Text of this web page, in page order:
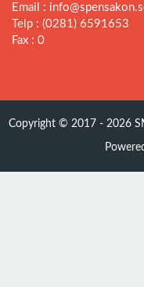
Email :
Telp : (0281) 6591653
Fax : 0
Copyright © 2017 - 2026